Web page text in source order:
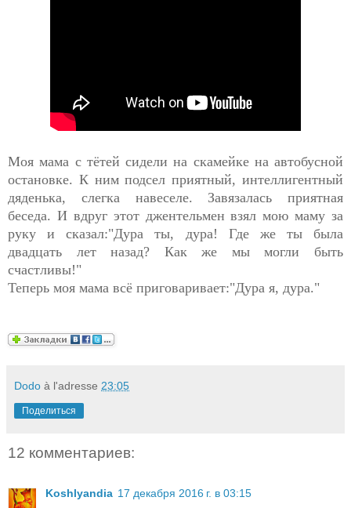
Моя мама с тётей сидели на скамейке на автобусной
остановке. К ним подсел приятный, интеллигентный
дяденька, слегка навеселе. Завязалась приятная
беседа. И вдруг этот джентельмен взял мою маму за
руку и сказал:"Дура ты, дура! Где же ты была
двадцать лет назад? Как же мы могли быть
счастливы!"
Теперь моя мама всё приговаривает:"Дура я, дура."
Dodo à l'adresse 23:05
Поделиться
12 комментариев:
Koshlyandia 17 декабря 2016 г. в 03:15